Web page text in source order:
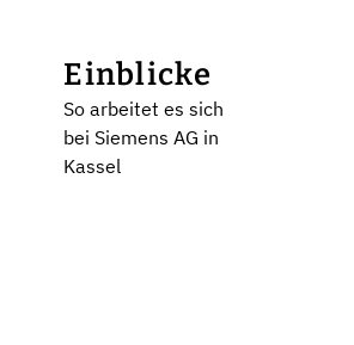
Einblicke
So arbeitet es sich
bei Siemens AG in
Kassel